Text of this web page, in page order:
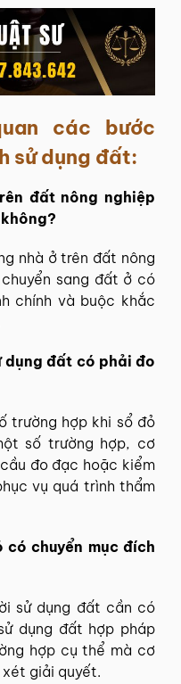
các bước
sử dụng đất:
đất nông nghiệp
nhà ở trên đất nông
sang đất ở có
chính và buộc khắc
dụng đất có phải đo
trường hợp khi sổ đỏ
số trường hợp, cơ
đo đạc hoặc kiểm
vụ quá trình thẩm
chuyển mục đích
sử dụng đất cần có
dụng đất hợp pháp
hợp cụ thể mà cơ
xét giải quyết.